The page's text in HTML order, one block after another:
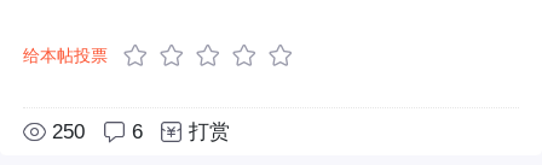
给本帖投票
250 6 打赏